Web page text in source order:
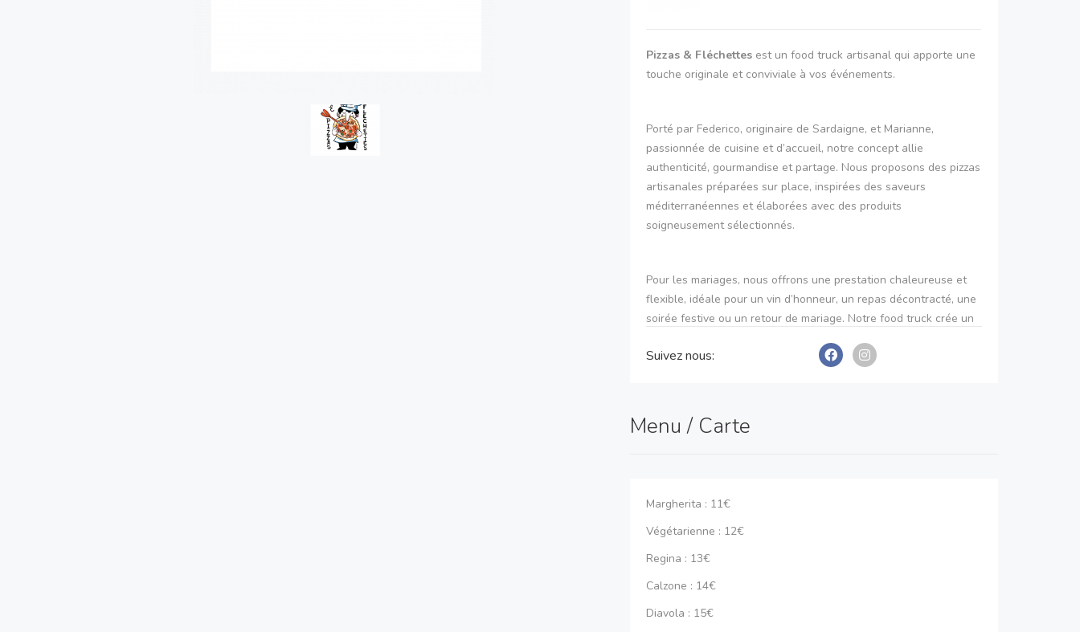
Pizzas & Fléchettes est un food truck artisanal qui apporte une
touche originale et conviviale à vos événements.
Porté par Federico, originaire de Sardaigne, et Marianne,
passionnée de cuisine et d’accueil, notre concept allie
authenticité, gourmandise et partage. Nous proposons des pizzas
artisanales préparées sur place, inspirées des saveurs
méditerranéennes et élaborées avec des produits
soigneusement sélectionnés.
Pour les mariages, nous offrons une prestation chaleureuse et
flexible, idéale pour un vin d’honneur, un repas décontracté, une
soirée festive ou un retour de mariage. Notre food truck crée un
demande, appréciées par toutes les générations.
pouvons également proposer un espace fléchettes, favorisant
Notre priorité est de contribuer à la réussite de votre événement
en offrant une expérience gourmande, authentique et
Suivez nous:
Menu / Carte
Margherita : 11€
Végétarienne : 12€
Regina : 13€
Calzone : 14€
Diavola : 15€